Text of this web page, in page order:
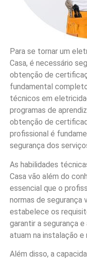
Para se tornar um
Casa, é necessário
obtenção de
fundamental
técnicos em
programas de
obtenção de
profissional é
segurança dos
As habilidades
Casa vão além do
essencial que o
normas de segurança
estabelece os
garantir a segurança
atuam na instalação
Além disso, a